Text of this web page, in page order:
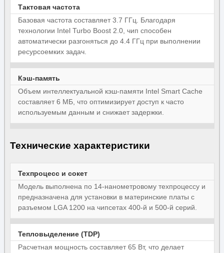
Тактовая частота
Базовая частота составляет 3.7 ГГц. Благодаря
технологии Intel Turbo Boost 2.0, чип способен
автоматически разгоняться до 4.4 ГГц при выполнении
ресурсоемких задач.
Кэш-память
Объем интеллектуальной кэш-памяти Intel Smart Cache
составляет 6 МБ, что оптимизирует доступ к часто
используемым данным и снижает задержки.
Технические характеристики
Техпроцесс и сокет
Модель выполнена по 14-нанометровому техпроцессу и
предназначена для установки в материнские платы с
разъемом LGA 1200 на чипсетах 400-й и 500-й серий.
Тепловыделение (TDP)
Расчетная мощность составляет 65 Вт, что делает